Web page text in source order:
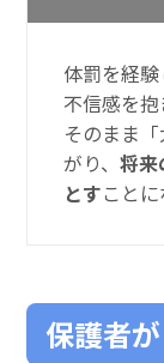
体罰を経
不信感を
そのまま
がり、将来
とすこと
保護者